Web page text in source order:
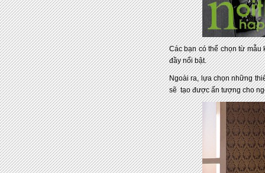
Các bạn có thể chọn từ mẫu
đầy nổi bật.
Ngoài ra, lựa chọn những
sẽ tạo được ấn tượng cho